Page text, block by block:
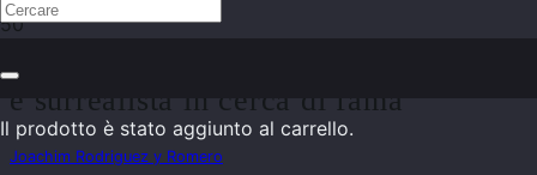
Il prodotto è stato aggiunto al carrello.
e surrealista in cerca di fama
Joachim Rodriguez y Romero